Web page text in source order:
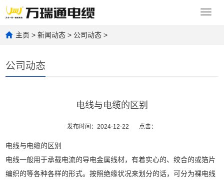
主页 >新闻动态 > 公司动态 >
公司动态
电线与电缆的区别
发布时间：2024-12-22 点击：
电线与电缆的区别
电线一般用于承载电流的导电金属线材，有着实心的、绞合的或箔片
编织的等各种各样的形式。按照绝缘状况来划分的话，可分为裸电线